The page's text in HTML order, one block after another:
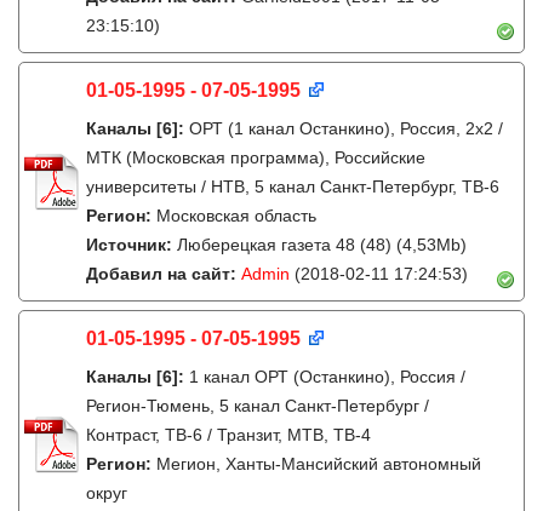
23:15:10)
01-05-1995 - 07-05-1995
Каналы [6]: ОРТ (1 канал Останкино), Россия, 2x2 /
МТК (Московская программа), Российские
университеты / НТВ, 5 канал Санкт-Петербург, ТВ-6
Регион: Московская область
Источник: Люберецкая газета 48 (48) (4,53Mb)
Добавил на сайт: Admin (2018-02-11 17:24:53)
01-05-1995 - 07-05-1995
Каналы [6]: 1 канал ОРТ (Останкино), Россия /
Регион-Тюмень, 5 канал Санкт-Петербург /
Контраст, ТВ-6 / Транзит, МТВ, ТВ-4
Регион: Мегион, Ханты-Мансийский автономный
округ